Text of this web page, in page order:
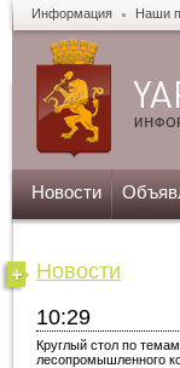
Информация Наши
Новости
Новости
10:29
Круглый стол по
лесопромышленного